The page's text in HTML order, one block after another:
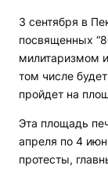
3 сентября в
посвященных
милитаризмом
том числе
пройдет на
Эта площадь
апреля по 4
протесты,